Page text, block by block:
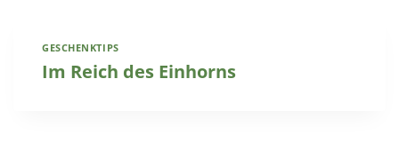
GESCHENKTIPS
Im Reich des Einhorns